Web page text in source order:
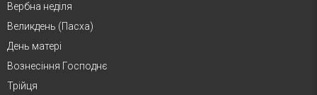
Вербна неділя
Великдень (Пасха)
День матері
Вознесіння Господнє
Трійця